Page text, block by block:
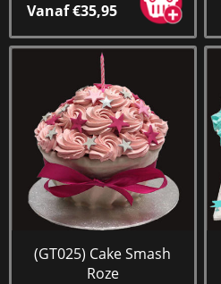
Vanaf €35,95
(GT025) Cake Smash
Roze